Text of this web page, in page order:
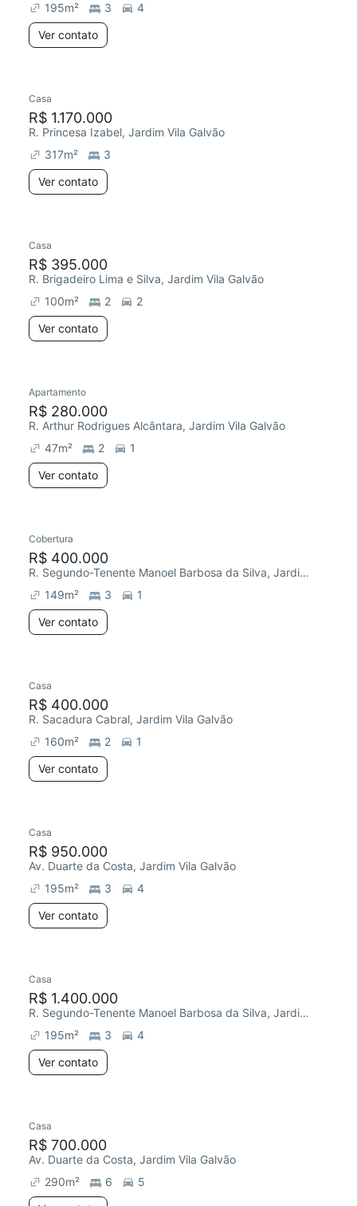
195m² 3
4
Ver contato
Casa
R$ 1.170.000
R. Princesa Izabel, Jardim Vila Galvão
317m²
3
Ver contato
Casa
R$ 395.000
R. Brigadeiro Lima e Silva, Jardim Vila Galvão
100m² 2
2
Ver contato
Redecorar
Apartamento
R$ 280.000
R. Arthur Rodrigues Alcântara, Jardim Vila Galvão
47m² 2
1
Ver contato
Redecorar
Cobertura
R$ 400.000
R. Segundo-Tenente Manoel Barbosa da Silva, Jardim Vila Galvão
149m² 3
1
Ver contato
Casa
R$ 400.000
R. Sacadura Cabral, Jardim Vila Galvão
160m² 2
1
Ver contato
Casa
R$ 950.000
Av. Duarte da Costa, Jardim Vila Galvão
195m² 3
4
Ver contato
Casa
R$ 1.400.000
R. Segundo-Tenente Manoel Barbosa da Silva, Jardim Vila Galvão
195m² 3
4
Ver contato
Casa
R$ 700.000
Av. Duarte da Costa, Jardim Vila Galvão
290m² 6
5